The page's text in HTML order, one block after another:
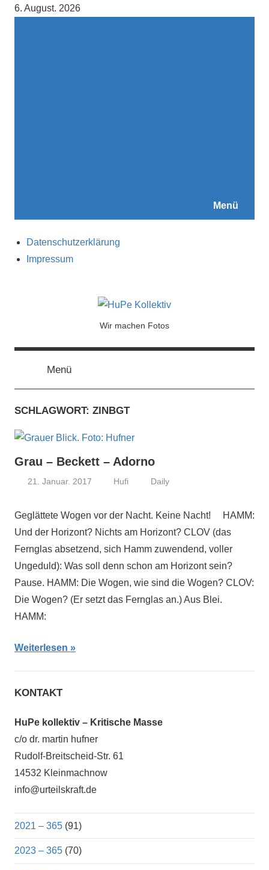
Zum6. August. 2026
Menü
Datenschutzerklärung
Impressum
Kollektiv
Wir machen Fotos
Menü
SCHLAGWORT: ZINBGT
Grau – Beckett – Adorno
21. Januar. 2017 Hufi Daily
Geglättete Wogen vor der Nacht. Keine Nacht! HAMM:
Und der Horizont? Nichts am Horizont? CLOV (das
Fernglas absetzend, sich Hamm zuwendend, voller
Ungeduld): Was soll denn schon am Horizont sein?
Pause. HAMM: Die Wogen, wie sind die Wogen? CLOV:
Die Wogen? (Er setzt das Fernglas an.) Aus Blei.
HAMM:
Weiterlesen
KONTAKT
HuPe kollektiv – Kritische Masse
c/o dr. martin hufner
Rudolf-Breitscheid-Str. 61
14532 Kleinmachnow
info@urteilskraft.de
2021 – 365 (91)
2023 – 365 (70)